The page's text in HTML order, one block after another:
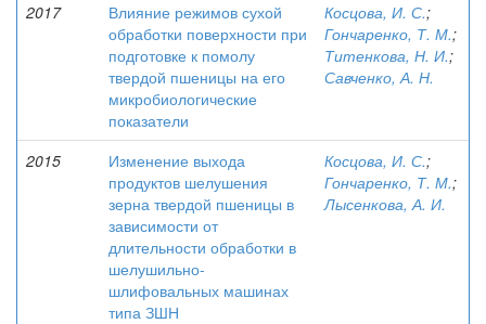
2017
Влияние режимов сухой
обработки поверхности при
подготовке к помолу
твердой пшеницы на его
микробиологические
показатели
Косцова, И. С.;
Гончаренко, Т. М.;
Титенкова, Н. И.;
Савченко, А. Н.
2015
Изменение выхода
продуктов шелушения
зерна твердой пшеницы в
зависимости от
длительности обработки в
шелушильно-
шлифовальных машинах
типа ЗШН
Косцова, И. С.;
Гончаренко, Т. М.;
Лысенкова, А. И.